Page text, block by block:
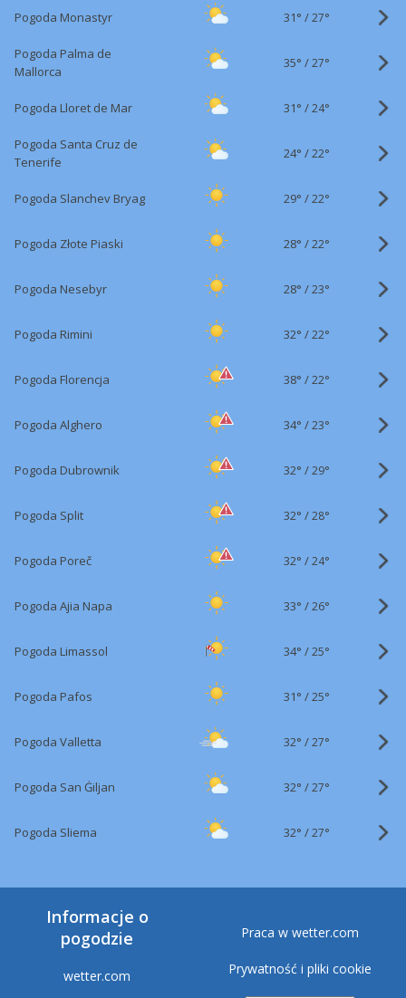
Pogoda Monastyr 31° /27°
Pogoda Palma de
Mallorca
35° /27°
Pogoda Lloret de Mar 31° /24°
Pogoda Santa Cruz de
Tenerife
24° /22°
Pogoda Slanchev Bryag 29° /22°
Pogoda Złote Piaski 28° /22°
Pogoda Nesebyr 28° /23°
Pogoda Rimini 32° /22°
Pogoda Florencja 38° /22°
Pogoda Alghero 34° /23°
Pogoda Dubrownik 32° /29°
Pogoda Split 32° /28°
Pogoda Poreč 32° /24°
Pogoda Ajia Napa 33° /26°
Pogoda Limassol 34° /25°
Pogoda Pafos 31° /25°
Pogoda Valletta 32° /27°
Pogoda San Ġiljan 32° /27°
Pogoda Sliema 32° /27°
Informacje o
pogodzie
wetter.com
Praca w wetter.com
Prywatność i pliki cookie